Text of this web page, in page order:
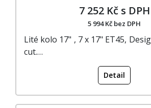
7 252 Kč s DPH
5 994 Kč bez DPH
Lité kolo 17" , 7 x 17" ET45,
cut.…
Detail